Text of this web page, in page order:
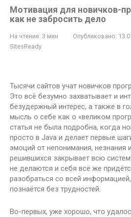
Мотивация для новичков-
как не забросить дело
На чтение: 3 мин Опубликовано:
SitesReady
Тысячи сайтов учат новичков
Это всё безумно захватывает и
безудержный интерес, а также в
мысль о себе как о «великом
статья не была подробна, когда
просто в Java и делает первые
эмоций от непонимания, незнания
решившихся закрывает всю
не делаются и себя всё же
разобраться со всей
познаётся без трудностей.
Во-первых, уже хорошо, что